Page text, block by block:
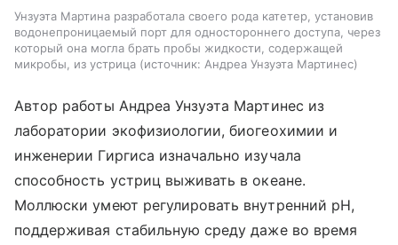
Унзуэта Мартина разработала своего рода катетер, установив
водонепроницаемый порт для одностороннего доступа, через
который она могла брать пробы жидкости, содержащей
микробы, из устрица
источник: Андреа Унзуэта Мартинес
Автор работы Андреа Унзуэта Мартинес из
лаборатории экофизиологии, биогеохимии и
инженерии Гиргиса изначально изучала
способность устриц выживать в океане.
Моллюски умеют регулировать внутренний pH,
поддерживая стабильную среду даже во время